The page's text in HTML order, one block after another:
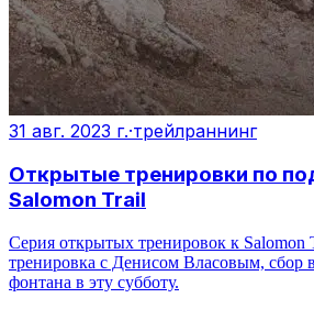
31 авг. 2023 г.·трейлраннинг
Открытые тренировки по
Salomon Trail
Серия открытых тренировок к Salomon
тренировка с Денисом Власовым, сбор
фонтана в эту субботу.